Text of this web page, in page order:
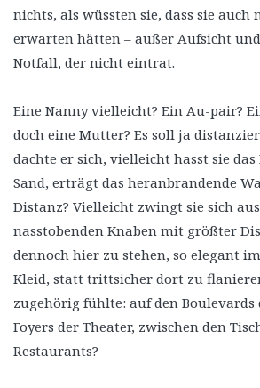
nichts, als wüssten sie, dass sie
erwarten hätten – außer Aufsicht
Notfall, der nicht eintrat.
Eine Nanny vielleicht? Ein Au-pair?
doch eine Mutter? Es soll ja
dachte er sich, vielleicht hasst sie das
Sand, erträgt das heranbrandende
Distanz? Vielleicht zwingt sie sich
nasstobenden Knaben mit größter
dennoch hier zu stehen, so elegant
Kleid, statt trittsicher dort zu
zugehörig fühlte: auf den Boulevards
Foyers der Theater, zwischen den
Restaurants?